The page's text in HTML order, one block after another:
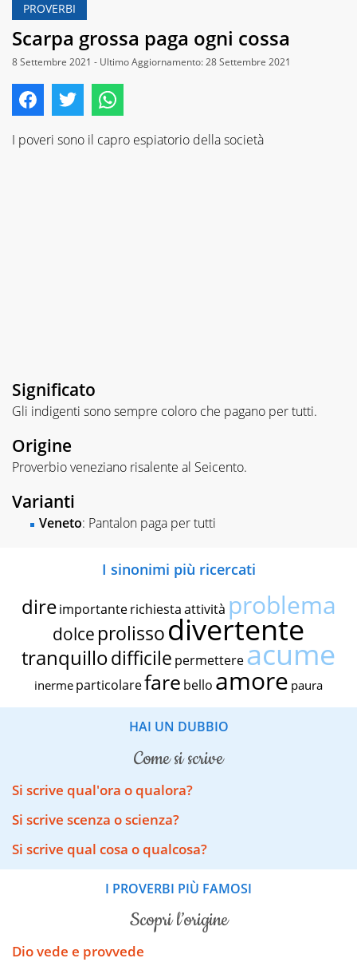
PROVERBI
Scarpa grossa paga ogni cossa
8 Settembre 2021 - Ultimo Aggiornamento: 28 Settembre 2021
I poveri sono il capro espiatorio della società
Significato
Gli indigenti sono sempre coloro che pagano per tutti.
Origine
Proverbio veneziano risalente al Seicento.
Varianti
Veneto: Pantalon paga per tutti
I sinonimi più ricercati
dire importante richiestaattività problema
dolce prolissodivertente
tranquillodifficile permettereacume
inerme particolarefare bello amore paura
HAI UN DUBBIO
come si scrive
Si scrive qual'ora o qualora?
Si scrive scenza o scienza?
Si scrive qual cosa o qualcosa?
I PROVERBI PIÙ FAMOSI
scopri l’origine
Dio vede e provvede